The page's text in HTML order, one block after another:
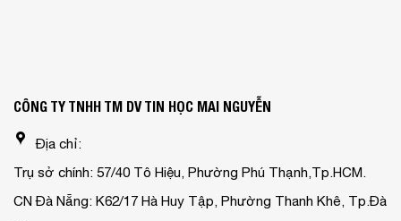
CÔNG TY TNHH TM DV TIN HỌC MAI NGUYỄN
Địa chỉ:
Trụ sở chính: 57/40 Tô Hiệu, Phường Phú Thạnh,Tp.HCM.
CN Đà Nẵng: K62/17 Hà Huy Tập, Phường Thanh Khê, Tp.Đà